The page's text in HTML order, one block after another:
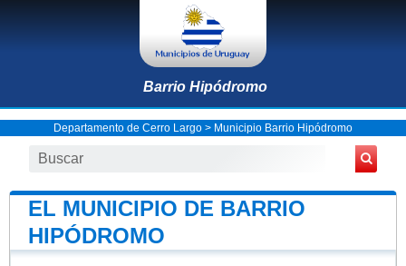
Barrio Hipódromo
Departamento de Cerro Largo > Municipio Barrio Hipódromo
EL MUNICIPIO DE BARRIO
HIPÓDROMO